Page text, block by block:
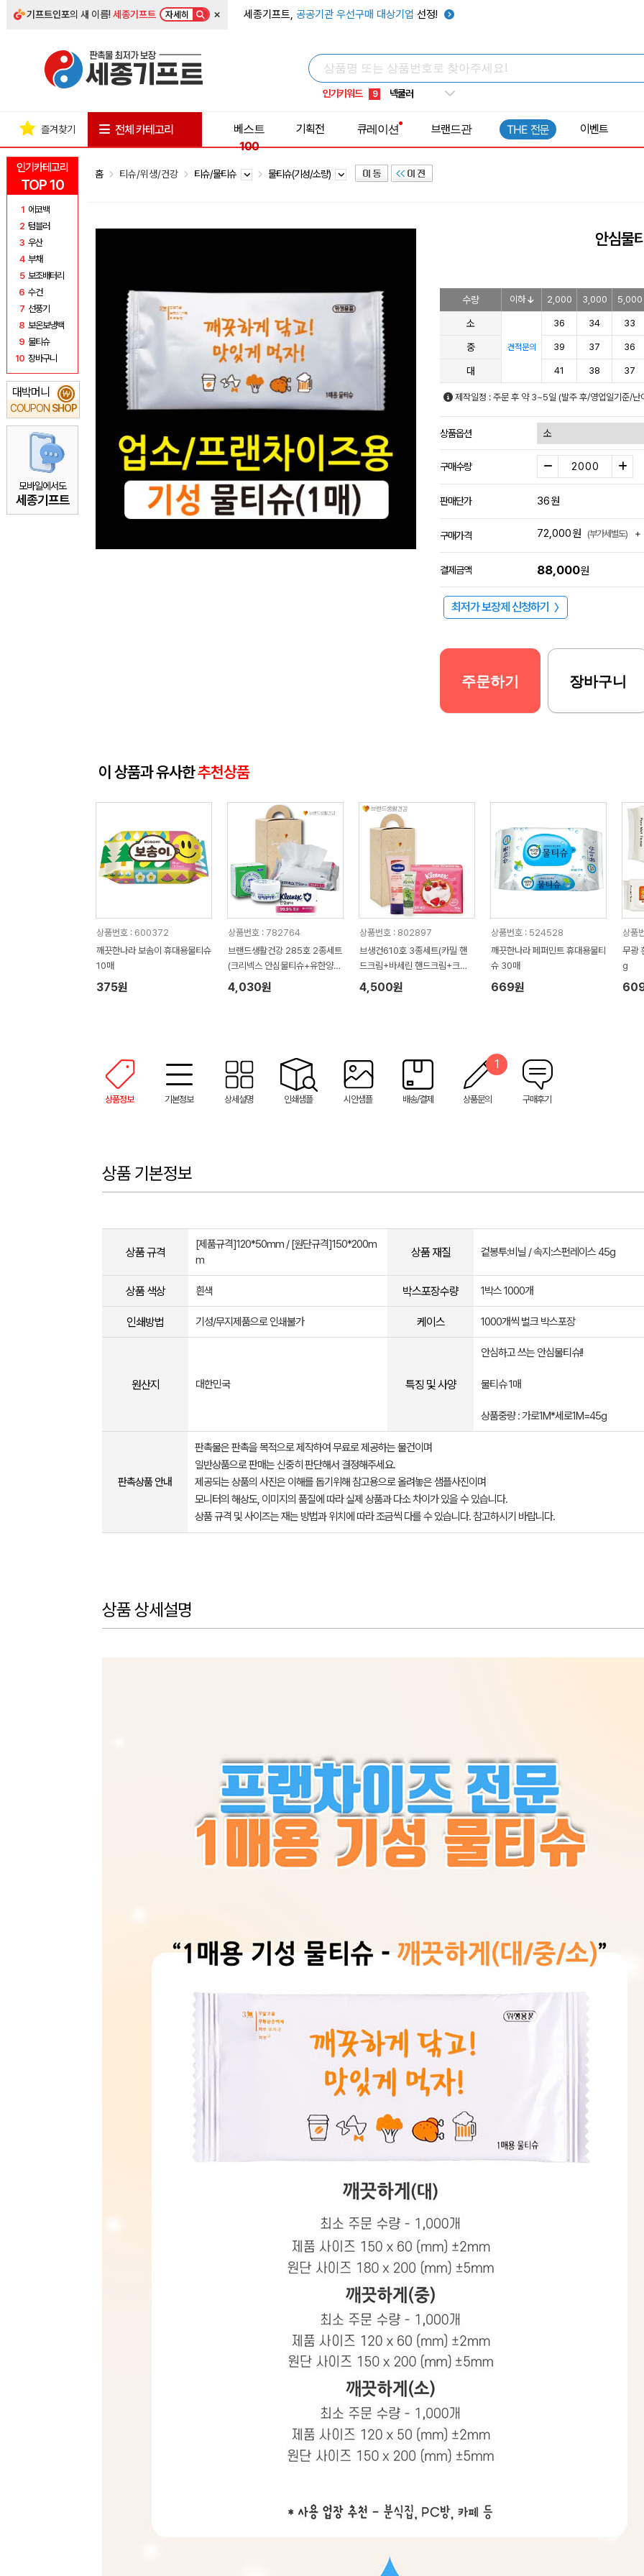
기프트인포의 새 이름!세종기프트 자세히 × 세종기프트, 공공기관 우선구매 대상기업 선정!
인기키워드
6 우산
8 쿨토시
9 넥쿨러
10 타포린가방
인기카테고리
TOP 10
1 에코백
2 텀블러
3 우산
4 부채
5 보조배터리
6 수건
7 선풍기
8 보온보냉백
9 물티슈
10 장바구니
대박머니
COUPON SHOP
₩
모바일에서도
세종기프트
즐겨찾기 전체 카테고리
베스트
100
기획전 큐레이션 브랜드관 THE 전문 이벤트
홈 티슈/위생/건강 티슈/물티슈 물티슈(기성/소량)
안심물
수량 이하 2,000 3,000 5,000
소
견적문의
36 34 33
중 39 37 36
대 41 38 37
제작일정 : 주문 후 약 3~5일 (발주 후/영업일기준/난
상품옵션
구매수량
판매단가 36원
구매가격 72,000원 (부가세별도) +
결제금액 88,000원
최저가 보장제 신청하기 〉
주문하기 장바구니
이 상품과 유사한추천상품
상품번호 : 600372
깨끗한나라 보솜이 휴대용물티슈
10매
375원
상품번호 : 782764
브랜드생활건강 285호 2종세트
(크리넥스 안심물티슈+유한양행
안티푸라민 연고)
4,030원
상품번호 : 802897
브생건610호 3종세트(카밀 핸
드크림+바세린 핸드크림+크리
넥스 쁘띠티슈)
4,500원
상품번호 : 524528
깨끗한나라 페퍼민트 휴대용물티
슈 30매
669원
상품
무광
g
상품정보 기본정보 상세설명 인쇄샘플 시안샘플 배송/결제 상품문의
1
구매후기
상품 기본정보
상품 규격
[제품규격]120*50mm / [원단규격]150*200m
m
상품 재질 겉봉투:비닐 / 속지:스펀레이스 45g
상품 색상 흰색 박스포장수량 1박스 1000개
인쇄방법 기성/무지제품으로 인쇄불가 케이스 1000개씩 벌크 박스포장
원산지 대한민국 특징 및 사양
안심하고 쓰는 안심물티슈!!
물티슈 1매
상품중량 : 가로1M*세로1M=45g
판촉상품 안내
판촉물은 판촉을 목적으로 제작하여 무료로 제공하는 물건이며
일반상품으로 판매는 신중히 판단해서 결정해주세요.
제공되는 상품의 사진은 이해를 돕기위해 참고용으로 올려놓은 샘플사진이며
모니터의 해상도, 이미지의 품질에 따라 실제 상품과 다소 차이가 있을 수 있습니다.
상품 규격 및 사이즈는 재는 방법과 위치에 따라 조금씩 다를 수 있습니다. 참고하시기 바랍니다.
상품 상세설명